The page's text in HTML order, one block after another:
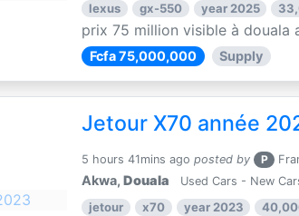
lexus gx-550 year 2025
prix 75 million visible à douala
Fcfa 75,000,000 Supply
Jetour X70 année
5 hours 41mins ago posted by P
Akwa,Douala Used Cars - New
jetour x70 year 2023